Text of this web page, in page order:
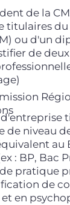
de la
titulaires du
ou d'un
de
de niveau
au
: BP, Bac
pratique
de
en